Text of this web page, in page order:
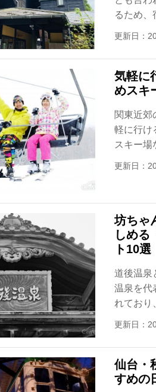
るため
更新日：
気軽に
めスキ
関東近郊
軽に行け
スキー
更新日：
坊ちゃ
しめる
ト10選
道後温泉
温泉を代
れており
更新日：
仙台・
すめの